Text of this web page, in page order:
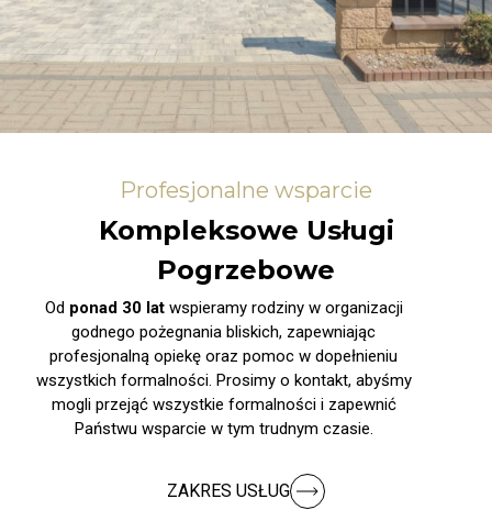
Profesjonalne wsparcie
Kompleksowe Usługi
Pogrzebowe
Od ponad 30 latwspieramy rodziny w organizacji
godnego pożegnania bliskich, zapewniając
profesjonalną opiekę oraz pomoc w dopełnieniu
wszystkich formalności. Prosimy o kontakt, abyśmy
mogli przejąć wszystkie formalności i zapewnić
Państwu wsparcie w tym trudnym czasie.
ZAKRES USŁUG